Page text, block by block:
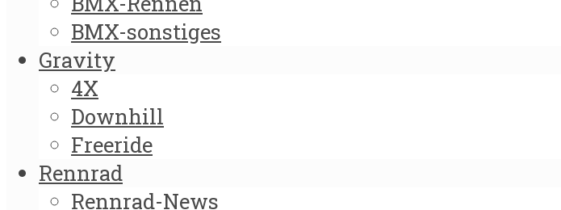
BMX-sonstiges
Gravity
4X
Downhill
Freeride
Rennrad
Rennrad-News